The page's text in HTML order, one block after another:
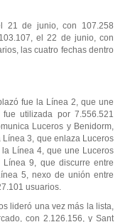
21 de junio, con 107.258
el 22 de junio, con
las cuatro fechas dentro
fue la Línea 2, que une
utilizada por 7.556.521
Luceros y Benidorm,
Línea 3, que enlaza Luceros
Línea 4, que une Luceros
9, que discurre entre
5, nexo de unión entre
usuarios.
lideró una vez más la lista,
con 2.126.156, y Sant